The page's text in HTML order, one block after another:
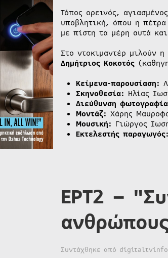
Τόπος ορεινός,
υποβλητική, όπου η
με πίστη τα μέρη αυτά
Στο ντοκιμαντέρ μιλούν η
Δημήτριος Κοκοτός
Κείμενα-παρουσίαση:
Σκηνοθεσία: Ηλίας
Διεύθυνση
Μοντάζ: Χάρης
Μουσική: Γιώργος
Εκτελεστής παραγωγός:
ΕΡΤ2 –
Συντάχθηκε από digitaltvinfo